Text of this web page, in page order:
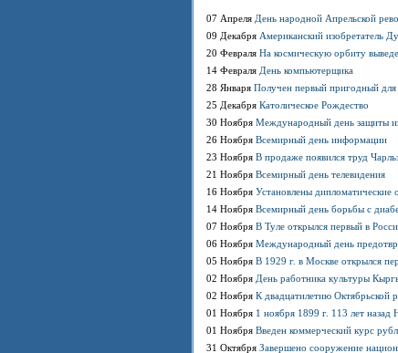
07 Апреля День народной Апрельской
09 Декабря Американский изобретатель
20 Февраля На космическую орбиту
14 Февраля День компьютерщика
28 Января Получен первый пригодный для
25 Декабря Католическое Рождество
30 Ноября Международный день защиты
26 Ноября Всемирный день информации
23 Ноября В продаже появился труд
21 Ноября Всемирный день телевидения
16 Ноября Установлены
14 Ноября Всемирный день борьбы с
07 Ноября В Туле открылся первый в
06 Ноября Международный день
05 Ноября В 1929 г. в Москве открылся
02 Ноября День работника культуры
02 Ноября К двадцатилетию Октябрьской
01 Ноября 1 ноября 1899 г. 113 лет назад
01 Ноября Введен коммерческий курс
31 Октября Завершено сооружение